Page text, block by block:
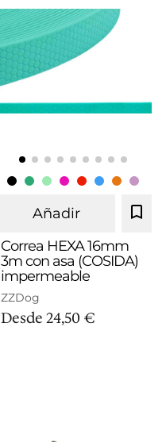
Añadir
Correa HEXA 16mm
3m con asa (COSIDA)
impermeable
ZZDog
Desde24,50 €